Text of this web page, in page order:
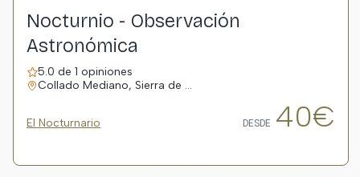
Nocturnio - Observación
Astronómica
5.0 de 1 opiniones
Collado Mediano, Sierra de …
El Nocturnario DESDE 40€